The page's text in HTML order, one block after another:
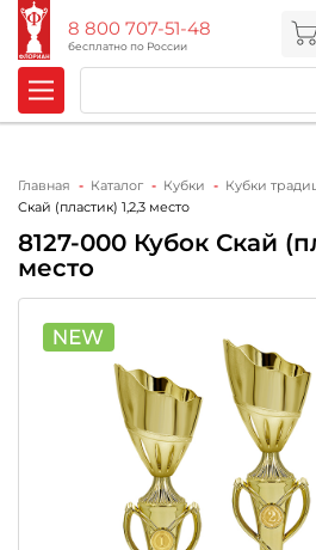
8 800 707-51-48
бесплатно по России
Главная Каталог Кубки Кубки
Скай (пластик) 1,2,3 место
8127-000 Кубок Скай
место